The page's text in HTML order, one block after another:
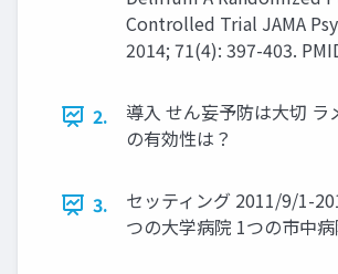
Controlled Trial JAMA
2014; 71(4): 397-403.
2.
導入 せん妄予防は大切 ラ
の有効性は？
3.
セッティング 2011/9/1-
つの大学病院 1つの市中